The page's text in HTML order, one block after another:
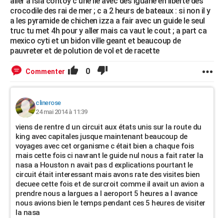
crocodile des rai de mer ; c a 2 heurs de bateaux : si non il y
a les pyramide de chichen izza a fair avec un guide le seul
truc tu met 4h pour y aller mais ca vaut le cout ; a part ca
mexico cyti et un bidon ville geant et beaucoup de
pauvreter et de polution de vol et de racette
Commenter 0
clinerose
24 mai 2014 à 11:39
viens de rentre d un circuit aux états unis sur la route du
king avec capitales jusque maintenant beaucoup de
voyages avec cet organisme c était bien a chaque fois
mais cette fois ci navrant le guide nul nous a fait rater la
nasa a Houston n avait pas d explications pourtant le
circuit était interessant mais avons rate des visites bien
decuee cette fois et de surcroit comme il avait un avion a
prendre nous a largues a l aeroport 5 heures a l avance
nous avions bien le temps pendant ces 5 heures de visiter
la nasa